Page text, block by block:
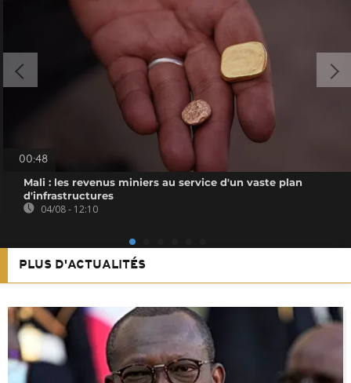
00:48
Mali : les revenus miniers au service d'un vaste plan
d'infrastructures
04/08 - 12:10
PLUS D'ACTUALITÉS